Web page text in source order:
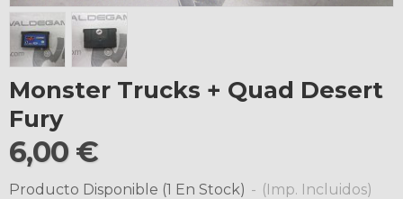
Monster Trucks + Quad Desert
Fury
6,00 €
Producto Disponible (1 En Stock) - (Imp. Incluidos)